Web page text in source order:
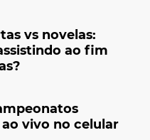
vs novelas:
ao fim
vivo no celular